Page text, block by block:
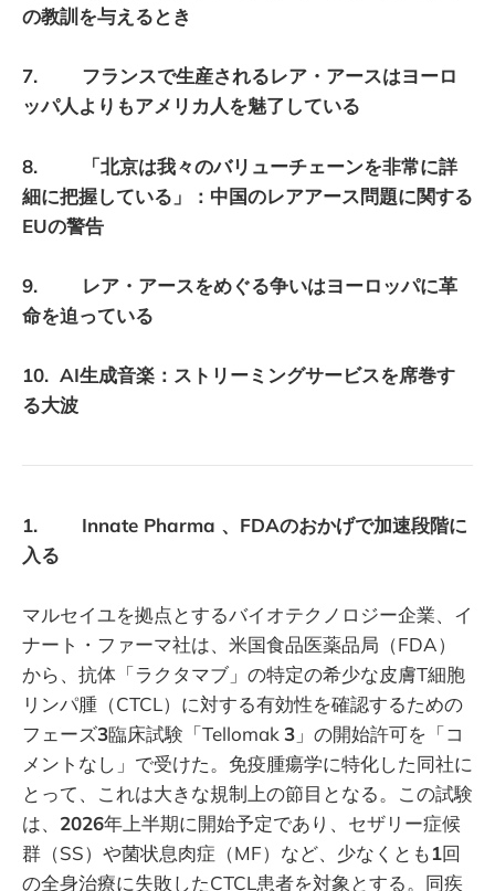
の教訓を与えるとき
7. フランスで生産されるレア・アースはヨーロ
ッパ人よりもアメリカ人を魅了している
8. 「北京は我々のバリューチェーンを非常に詳
細に把握している」：中国のレアアース問題に関する
EUの警告
9. レア・アースをめぐる争いはヨーロッパに革
命を迫っている
10. AI生成音楽：ストリーミングサービスを席巻す
る大波
1. Innate Pharma 、FDAのおかげで加速段階に
入る
マルセイユを拠点とするバイオテクノロジー企業、イ
ナート・ファーマ社は、米国食品医薬品局（FDA）
から、抗体「ラクタマブ」の特定の希少な皮膚T細胞
リンパ腫（CTCL）に対する有効性を確認するための
フェーズ3臨床試験「Tellomak3 」の開始許可を「コ
メントなし」で受けた。免疫腫瘍学に特化した同社に
とって、これは大きな規制上の節目となる。この試験
は、 2026年上半期に開始予定であり、セザリー症候
群（SS）や菌状息肉症（MF）など、少なくとも1回
の全身治療に失敗したCTCL患者を対象とする。同疾